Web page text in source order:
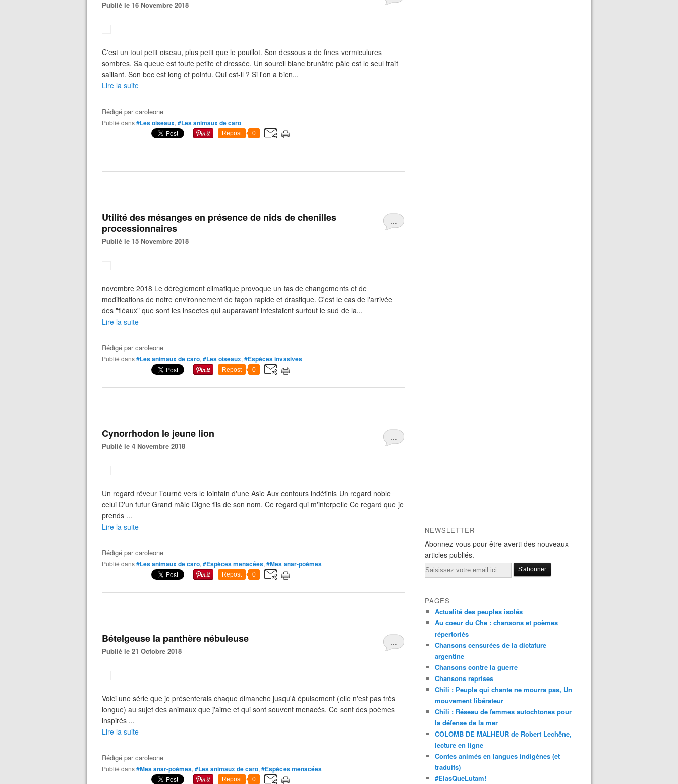
Publié le 16 Novembre 2018
C'est un tout petit oiseau, plus petit que le pouillot. Son dessous a de fines vermiculures
sombres. Sa queue est toute petite et dressée. Un sourcil blanc brunâtre pâle est le seul trait
saillant. Son bec est long et pointu. Qui est-il ? Si l'on a bien...
Lire la suite
Rédigé parcaroleone
Publié dans#Les oiseaux, #Les animaux de caro
Repost 0
…
Utilité des mésanges en présence de nids de chenilles
processionnaires
Publié le 15 Novembre 2018
novembre 2018 Le dérèglement climatique provoque un tas de changements et de
modifications de notre environnement de façon rapide et drastique. C'est le cas de l'arrivée
des "fléaux" que sont les insectes qui auparavant infestaient surtout le sud de la...
Lire la suite
Rédigé parcaroleone
Publié dans#Les animaux de caro, #Les oiseaux, #Espèces invasives
Repost 0
…
Cynorrhodon le jeune lion
Publié le 4 Novembre 2018
Un regard rêveur Tourné vers le lointain d'une Asie Aux contours indéfinis Un regard noble
celui D'un futur Grand mâle Digne fils de son nom. Ce regard qui m'interpelle Ce regard que je
prends ...
Lire la suite
Rédigé parcaroleone
Publié dans#Les animaux de caro, #Espèces menacées, #Mes anar-poèmes
Repost 0
…
Bételgeuse la panthère nébuleuse
Publié le 21 Octobre 2018
Voici une série que je présenterais chaque dimanche jusqu'à épuisement (elle n'est pas très
longue) au sujet des animaux que j'aime et qui sont souvent menacés. Ce sont des poèmes
inspirés ...
Lire la suite
Rédigé parcaroleone
Publié dans#Mes anar-poèmes, #Les animaux de caro, #Espèces menacées
Repost 0
NEWSLETTER
Abonnez-vous pour être averti des nouveaux
articles publiés.
Email
PAGES
Actualité des peuples isolés
Au coeur du Che : chansons et poèmes
répertoriés
Chansons censurées de la dictature
argentine
Chansons contre la guerre
Chansons reprises
Chili : Peuple qui chante ne mourra pas, Un
mouvement libérateur
Chili : Réseau de femmes autochtones pour
la défense de la mer
COLOMB DE MALHEUR de Robert Lechêne,
lecture en ligne
Contes animés en langues indigènes (et
traduits)
#ElasQueLutam!